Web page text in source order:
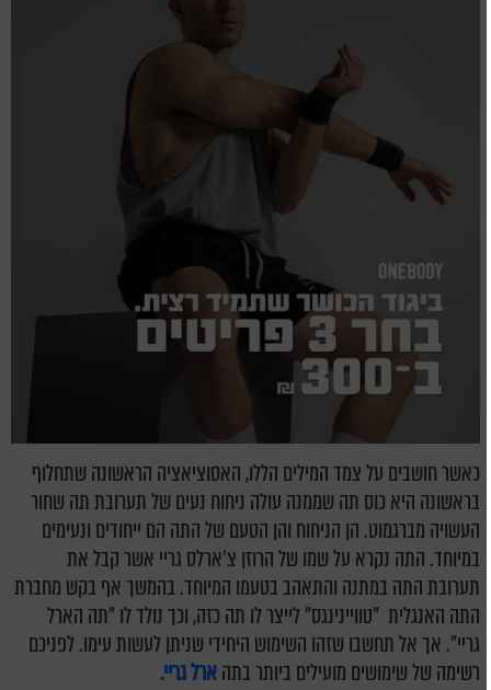
כאשר חושבים על צמד המילים הללו, האסוציאציה הראשונה שתחלוף
בראשונה היא כוס תה שממנה עולה ניחוח נעים של תערובת תה שחור
העשויה מברגמוט. הן הניחוח והן הטעם של התה הם ייחודים ונעימים
במיוחד. התה נקרא על שמו של הרוזן צ'ארלס גריי אשר קבל את
תערובת התה במתנה והתאהב בטעמו המיוחד. בהמשך אף בקש מחברת
התה האנגלית "טוויינינגס" לייצר לו תה כזה, וכך נולד לו "תה הארל
גריי". אך אל תחשבו שזהו השימוש היחידי שניתן לעשות עימו. לפניכם
רשימה של שימושים מועילים ביותר בתהארל גריי.